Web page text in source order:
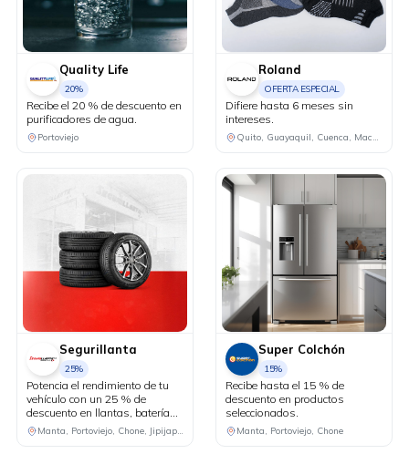
Quality Life
20%
Recibe el 20 % de descuento en
purificadores de agua.
Portoviejo
Roland
OFERTA ESPECIAL
Difiere hasta 6 meses sin
intereses.
Quito, Guayaquil, Cuenca, Machala, Ibarra, Ambato, Manta, Portoviejo, Riobamba
Segurillanta
25%
Potencia el rendimiento de tu
vehículo con un 25 % de
descuento en llantas, baterías
y lubricantes, y accede a una
revisión sin costo de 7 puntos
Manta, Portoviejo, Chone, Jipijapa, Guayaquil, Santa Elena, El Empalme
Super Colchón
15%
Recibe hasta el 15 % de
descuento en productos
seleccionados.
Manta, Portoviejo, Chone
DESCÁRGALA